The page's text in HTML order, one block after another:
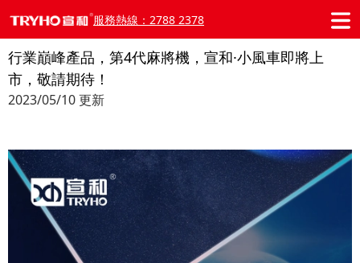
服務熱線：2788 2378
行業巔峰產品，第4代麻將機，宣和·小風車即將上
市，敬請期待！
2023/05/10 更新